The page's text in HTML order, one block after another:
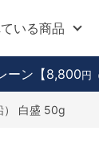
いる商品
ーン 【8,800 円
） 白盛 50g